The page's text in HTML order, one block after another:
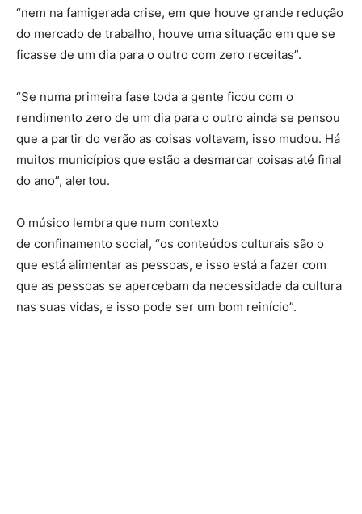
“nem na famigerada crise, em que houve grande redução
do mercado de trabalho, houve uma situação em que se
ficasse de um dia para o outro com zero receitas”.
“Se numa primeira fase toda a gente ficou com o
rendimento zero de um dia para o outro ainda se pensou
que a partir do verão as coisas voltavam, isso mudou. Há
muitos municípios que estão a desmarcar coisas até final
do ano”, alertou.
O músico lembra que num contexto
de confinamento social, “os conteúdos culturais são o
que está alimentar as pessoas, e isso está a fazer com
que as pessoas se apercebam da necessidade da cultura
nas suas vidas, e isso pode ser um bom reinício”.